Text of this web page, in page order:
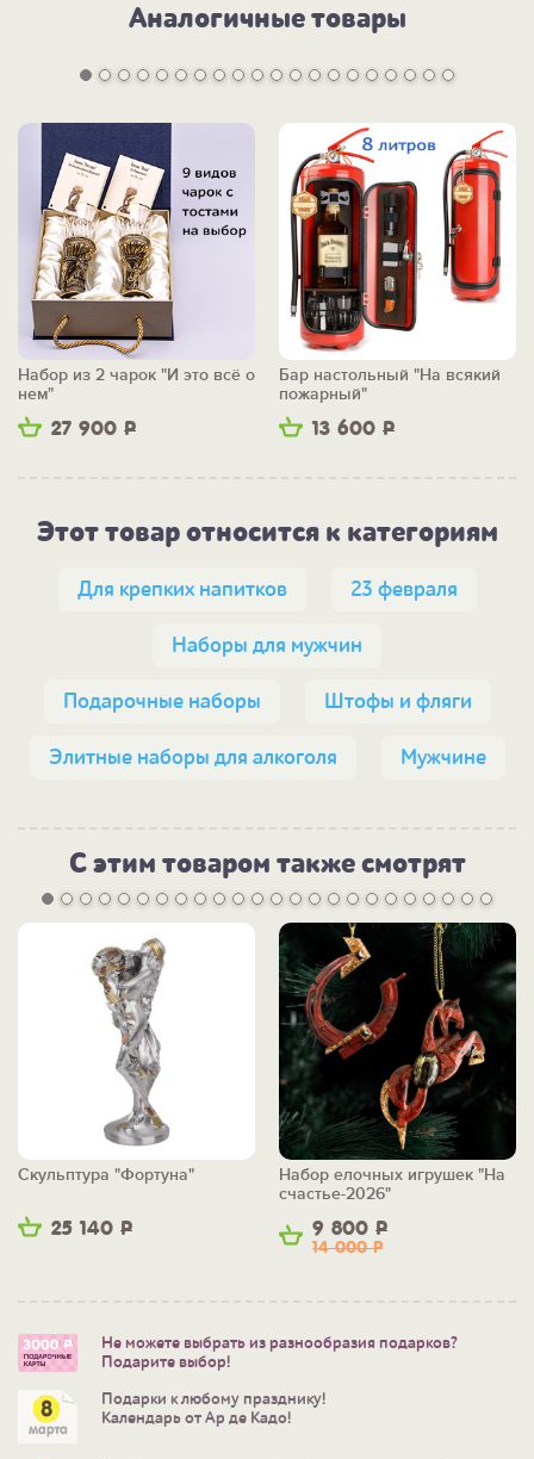
Аналогичные товары
27 900 Р
Набор из 2 чарок "И это всё о
нем"
13 600 Р
Бар настольный "На всякий
пожарный"
Этот товар относится к категориям
Для крепких напитков 23 февраля
Наборы для мужчин
Подарочные наборы Штофы и фляги
Элитные наборы для алкоголя Мужчине
С этим товаром также смотрят
25 140 Р
Скульптура "Фортуна"
9 800 Р
14 000Р
Набор елочных игрушек "На
счастье-2026"
Не можете выбрать из разнообразия подарков?
Подарите выбор!
Подарки к любому празднику!
Календарь от Ар де Кадо!